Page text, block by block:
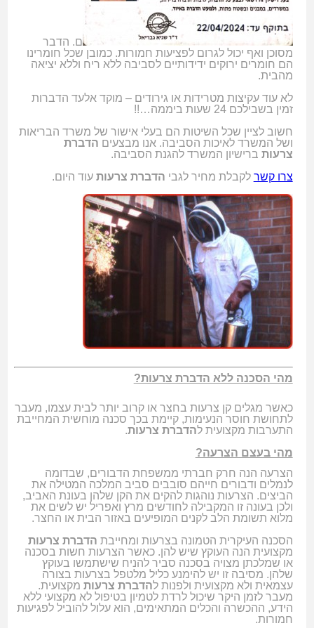
ם. הדבר
מסוכן ואף יכול לגרום לפציעות חמורות. כמובן שכל חומרינו
הם חומרים ירוקים ידידותיים לסביבה ללא ריח וללא יציאה
מהבית.
לא עוד עקיצות מטרידות או גירודים – מוקד אלעד הדברות
זמין בשבילכם 24 שעות ביממה…!!
חשוב לציין שכל השיטות הם בעלי אישור של משרד הבריאות
ושל המשרד לאיכות הסביבה. אנו מבצעים הדברת
צרעות ברישיון המשרד להגנת הסביבה.
צרו קשר לקבלת מחיר לגבי הדברת צרעות עוד היום.
מהי הסכנה ללא הדברת צרעות?
כאשר מגלים קן צרעות בחצר או קרוב יותר לבית עצמו, מעבר
לתחושת חוסר הנעימות, קיימת בכך סכנה מוחשית המחייבת
התערבות מקצועית להדברת צרעות.
מהי בעצם הצרעה?
הצרעה הנה חרק חברתי ממשפחת הדבורים, שבדומה
לנמלים ודבורים חייהם סובבים סביב המלכה המטילה את
הביצים. הצרעות נוהגות להקים את הקן שלהן בעונת האביב,
ולכן בעונה זו המקבילה לחודשים מרץ ואפריל יש לשים את
מלוא תשומת הלב לקנים המופיעים באזור הבית או החצר.
הסכנה העיקרית הטמונה בצרעות ומחייבת הדברת צרעות
מקצועית הנה העוקץ שיש להן. כאשר הצרעות חשות בסכנה
או שמלכתן מצויה בסכנה סביר להניח שישתמשו בעוקץ
שלהן. מסיבה זו יש להימנע כליל מלטפל בצרעות בצורה
עצמאית ולא מקצועית ולפנות להדברת צרעות מקצועית.
מעבר לזמן היקר שיכול לרדת לטמיון בטיפול לא מקצועי ללא
הידע, ההכשרה והכלים המתאימים, הוא עלול להוביל לפגיעות
חמורות.